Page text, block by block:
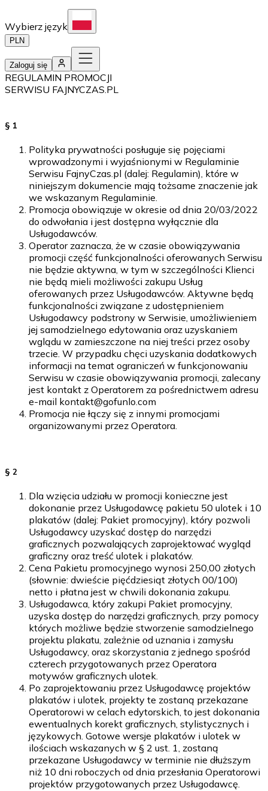
Wybierz język
PLN
Zaloguj się
REGULAMIN PROMOCJI
SERWISU FAJNYCZAS.PL
§ 1
Polityka prywatności posługuje się pojęciami
wprowadzonymi i wyjaśnionymi w Regulaminie
Serwisu FajnyCzas.pl (dalej: Regulamin), które w
niniejszym dokumencie mają tożsame znaczenie jak
we wskazanym Regulaminie.
Promocja obowiązuje w okresie od dnia 20/03/2022
do odwołania i jest dostępna wyłącznie dla
Usługodawców.
Operator zaznacza, że w czasie obowiązywania
promocji część funkcjonalności oferowanych Serwisu
nie będzie aktywna, w tym w szczególności Klienci
nie będą mieli możliwości zakupu Usług
oferowanych przez Usługodawców. Aktywne będą
funkcjonalności związane z udostępnieniem
Usługodawcy podstrony w Serwisie, umożliwieniem
jej samodzielnego edytowania oraz uzyskaniem
wglądu w zamieszczone na niej treści przez osoby
trzecie. W przypadku chęci uzyskania dodatkowych
informacji na temat ograniczeń w funkcjonowaniu
Serwisu w czasie obowiązywania promocji, zalecany
jest kontakt z Operatorem za pośrednictwem adresu
e-mail kontakt@gofunlo.com
Promocja nie łączy się z innymi promocjami
organizowanymi przez Operatora.
§ 2
Dla wzięcia udziału w promocji konieczne jest
dokonanie przez Usługodawcę pakietu 50 ulotek i 10
plakatów (dalej: Pakiet promocyjny), który pozwoli
Usługodawcy uzyskać dostęp do narzędzi
graficznych pozwalających zaprojektować wygląd
graficzny oraz treść ulotek i plakatów.
Cena Pakietu promocyjnego wynosi 250,00 złotych
(słownie: dwieście pięćdziesiąt złotych 00/100)
netto i płatna jest w chwili dokonania zakupu.
Usługodawca, który zakupi Pakiet promocyjny,
uzyska dostęp do narzędzi graficznych, przy pomocy
których możliwe będzie stworzenie samodzielnego
projektu plakatu, zależnie od uznania i zamysłu
Usługodawcy, oraz skorzystania z jednego spośród
czterech przygotowanych przez Operatora
motywów graficznych ulotek.
Po zaprojektowaniu przez Usługodawcę projektów
plakatów i ulotek, projekty te zostaną przekazane
Operatorowi w celach edytorskich, to jest dokonania
ewentualnych korekt graficznych, stylistycznych i
językowych. Gotowe wersje plakatów i ulotek w
ilościach wskazanych w § 2 ust. 1, zostaną
przekazane Usługodawcy w terminie nie dłuższym
niż 10 dni roboczych od dnia przesłania Operatorowi
projektów przygotowanych przez Usługodawcę.